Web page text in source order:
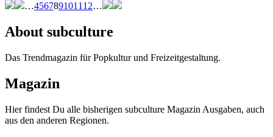
…4567891011 12…
About subculture
Das Trendmagazin für Popkultur und Freizeitgestaltung.
Magazin
Hier findest Du alle bisherigen subculture Magazin Ausgaben, auch
aus den anderen Regionen.